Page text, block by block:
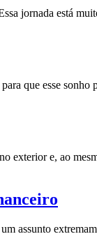
jornada está
que esse
exterior e, ao
assunto